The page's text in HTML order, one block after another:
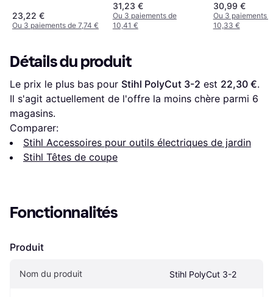
23,22 €
Ou 3 paiements de 7,74 €
31,23 €
Ou 3 paiements de
10,41 €
30,99 €
Ou 3 paiements
10,33 €
Détails du produit
Le prix le plus bas pour Stihl PolyCut 3-2 est 22,30 €.
Il s'agit actuellement de l'offre la moins chère parmi 6
magasins.
Comparer:
Stihl Accessoires pour outils électriques de jardin
Stihl Têtes de coupe
Fonctionnalités
Produit
Nom du produit Stihl PolyCut 3-2